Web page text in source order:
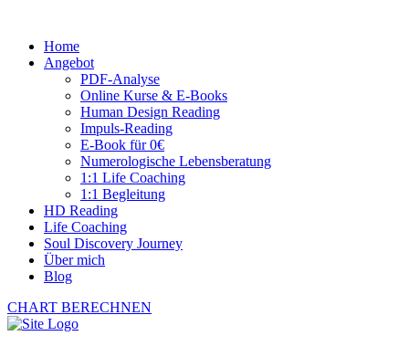
Home
Angebot
PDF-Analyse
Online Kurse & E-Books
Human Design Reading
Impuls-Reading
E-Book für 0€
Numerologische Lebensberatung
1:1 Life Coaching
1:1 Begleitung
HD Reading
Life Coaching
Soul Discovery Journey
Über mich
Blog
CHART BERECHNEN